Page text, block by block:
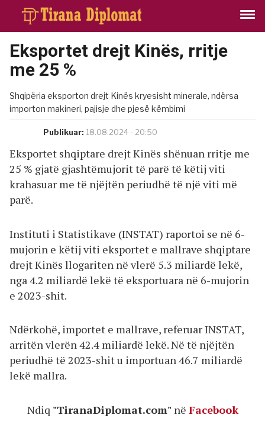
Eksportet drejt Kinës, rritje
me 25 %
Shqipëria eksporton drejt Kinës kryesisht minerale, ndërsa
importon makineri, pajisje dhe pjesë këmbimi
Publikuar: 18.08.2024 - 20:50
Eksportet shqiptare drejt Kinës shënuan rritje me
25 % gjatë gjashtëmujorit të parë të këtij viti
krahasuar me të njëjtën periudhë të një viti më
parë.
Instituti i Statistikave (INSTAT) raportoi se në 6-
mujorin e këtij viti eksportet e mallrave shqiptare
drejt Kinës llogariten në vlerë 5.3 miliardë lekë,
nga 4.2 miliardë lekë të eksportuara në 6-mujorin
e 2023-shit.
Ndërkohë, importet e mallrave, referuar INSTAT,
arritën vlerën 42.4 miliardë lekë. Në të njëjtën
periudhë të 2023-shit u importuan 46.7 miliardë
lekë mallra.
Ndiq "TiranaDiplomat.com" në Facebook